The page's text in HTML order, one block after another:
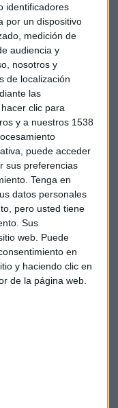
identificadores
por un dispositivo
medición de
audiencia y
nosotros y
de localización
las
clic para
y a nuestros 1538
puede acceder
sus preferencias
Tenga en
datos personales
pero usted tiene
Sus
web. Puede
en
y haciendo clic en
de la página web.
también ha robado su
al buscador. Según
no puede permitirse
al mismo
patentes en
que tanto el
han infringido
el buscador es sobre
de altavoces
aparatos que se
forma simultánea.
Comisión
la venta de